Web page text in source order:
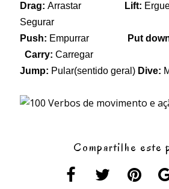
Drag: Arrastar Lift:
Segurar
Push: Empurrar
Put
Carry: Carregar
Jump: Pular(sentido geral) Dive:
Compartilhe este